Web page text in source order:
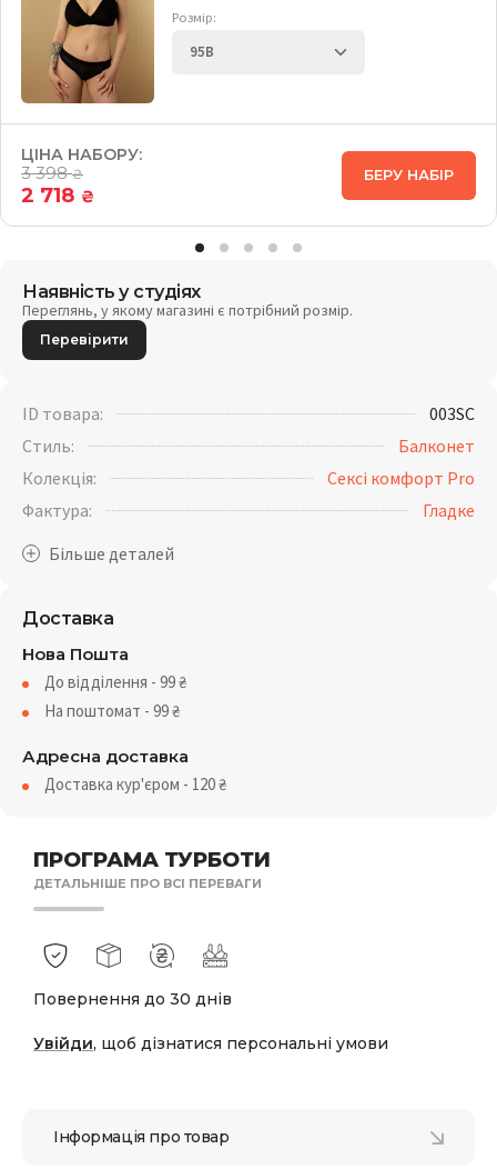
ПРОГРАМА ТУРБОТИ
ДЕТАЛЬНІШЕ ПРО ВСІ ПЕРЕВАГИ
Повернення до 30 днів
Увійди, щоб дізнатися персональні умови
Розмір:
ЦІНА НАБОРУ:
3 398₴
2 718 ₴
БЕРУ НАБІР
Наявність у студіях
Переглянь, у якому магазині є потрібний розмір.
Перевірити
ID товара:
003SC
Стиль:
Балконет
Колекція:
Сексі комфорт Pro
Фактура:
Гладке
Доставка
Нова Пошта
До відділення - 99₴
На поштомат - 99₴
Адресна доставка
Доставка кур'єром - 120₴
Інформація про товар